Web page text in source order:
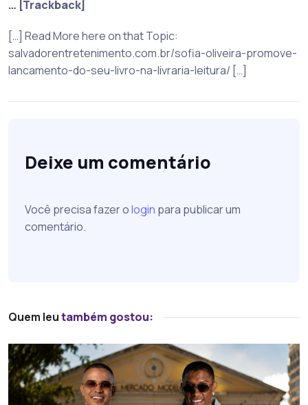
… [Trackback]
[…] Read More here on that Topic:
salvadorentretenimento.com.br/sofia-oliveira-promove-
lancamento-do-seu-livro-na-livraria-leitura/ […]
Deixe um comentário
Você precisa fazer ologin para publicar um
comentário.
Quem leutambém gostou: